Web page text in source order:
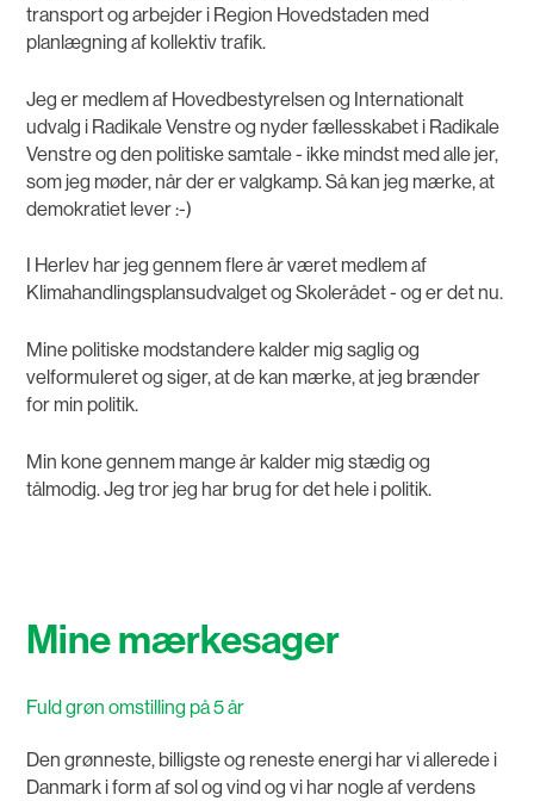
transport og arbejder i Region Hovedstaden med
planlægning af kollektiv trafik.
Jeg er medlem af Hovedbestyrelsen og Internationalt
udvalg i Radikale Venstre og nyder fællesskabet i Radikale
Venstre og den politiske samtale - ikke mindst med alle jer,
som jeg møder, når der er valgkamp. Så kan jeg mærke, at
demokratiet lever :-)
I Herlev har jeg gennem flere år været medlem af
Klimahandlingsplansudvalget og Skolerådet - og er det nu.
Mine politiske modstandere kalder mig saglig og
velformuleret og siger, at de kan mærke, at jeg brænder
for min politik.
Min kone gennem mange år kalder mig stædig og
tålmodig. Jeg tror jeg har brug for det hele i politik.
Mine mærkesager
Fuld grøn omstilling på 5 år
Den grønneste, billigste og reneste energi har vi allerede i
Danmark i form af sol og vind og vi har nogle af verdens